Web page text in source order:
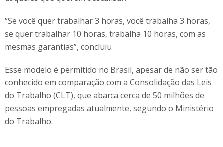
“Se você quer trabalhar 3 horas, você trabalha 3 horas,
se quer trabalhar 10 horas, trabalha 10 horas, com as
mesmas garantias”, concluiu.
Esse modelo é permitido no Brasil, apesar de não ser tão
conhecido em comparação com a Consolidação das Leis
do Trabalho (CLT), que abarca cerca de 50 milhões de
pessoas empregadas atualmente, segundo o Ministério
do Trabalho.